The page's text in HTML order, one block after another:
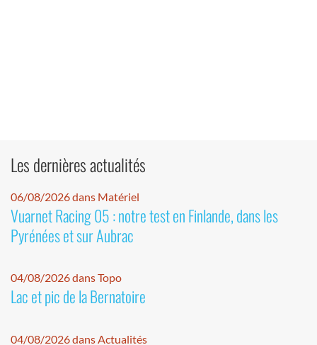
Les dernières actualités
06/08/2026 dans Matériel
Vuarnet Racing 05 : notre test en Finlande, dans les
Pyrénées et sur Aubrac
04/08/2026 dans Topo
Lac et pic de la Bernatoire
04/08/2026 dans Actualités